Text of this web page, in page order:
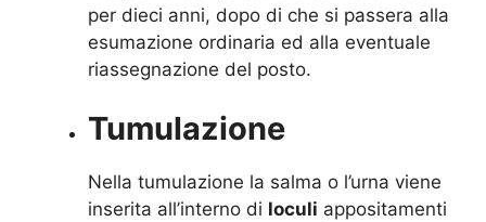
per dieci anni, dopo di che si passera alla
esumazione ordinaria ed alla eventuale
riassegnazione del posto.
Tumulazione
Nella tumulazione la salma o l’urna viene
inserita all’interno di loculi appositamenti